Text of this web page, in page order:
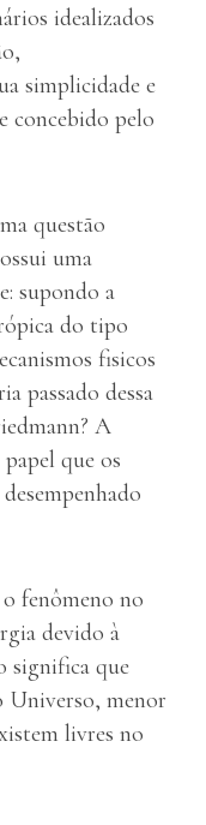
idealizados
simplicidade e
concebido pelo
questão
uma
supondo a
do tipo
fisicos
passado dessa
A
que os
fenômeno no
devido à
significa que
Universo, menor
livres no